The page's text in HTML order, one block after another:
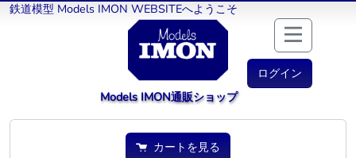
鉄道模型 Models IMON WEBSITEへようこそ
ログイン
Models IMON通販ショップ
カートを見る